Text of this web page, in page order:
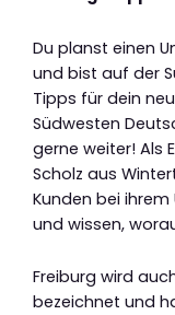
Du planst einen
und bist auf der
Tipps für dein
Südwesten
gerne weiter! Als
Scholz aus
Kunden bei
und wissen,
Freiburg wird
bezeichnet und